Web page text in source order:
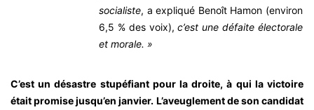
socialiste, a expliqué Benoît Hamon (environ
6,5 % des voix),c’est une défaite électorale
et morale. »
C’est un désastre stupéfiant pour la droite, à qui la victoire
était promise jusqu’en janvier. L’aveuglement de son candidat